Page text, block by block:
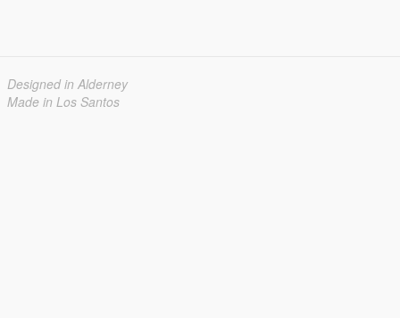
Designed in Alderney
Made in Los Santos